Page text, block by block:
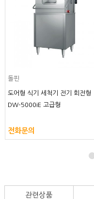
돌핀
도어형 식기 세척기 전기 회전형
DW-5000iE 고급형
전화문의
관련상품